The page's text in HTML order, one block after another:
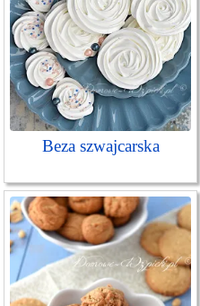
Beza szwajcarska